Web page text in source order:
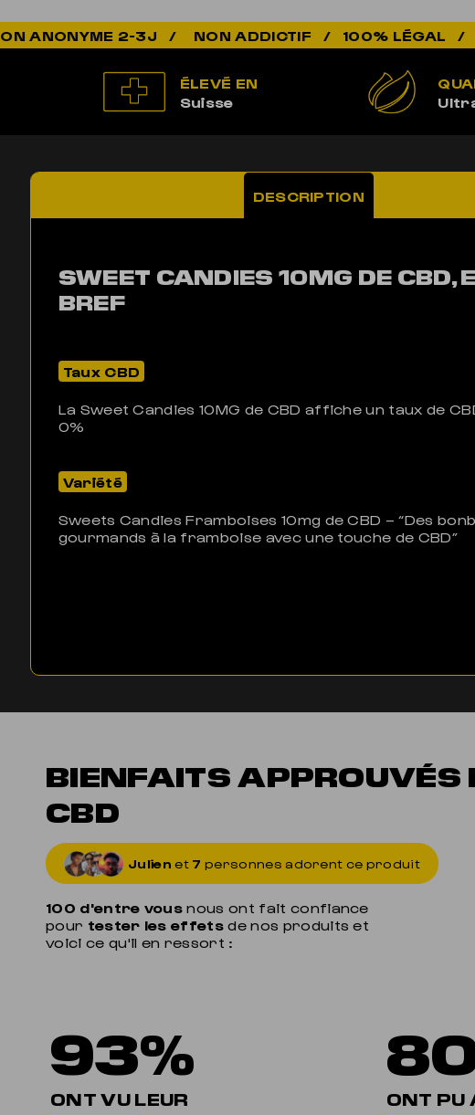
NON ADDICTIF / 100% LÉGAL / QUALITÉ
ÉLEVÉ EN
Suisse
DESCRIPTION
SWEET CANDIES 10MG DE CBD,
BREF
Taux CBD
La Sweet Candies 10MG de CBD affiche un taux de
0%
Variété
Sweets Candies Framboises 10mg de CBD – “Des
gourmands à la framboise avec une touche de CBD”
BIENFAITS APPROUVÉS
CBD
Julien et 7 personnes adorent ce produit
100 d'entre vousnous ont fait confiance
pour tester les effetsde nos produits et
voici ce qu'il en ressort :
93%
ONT VU LEUR
ONT PU